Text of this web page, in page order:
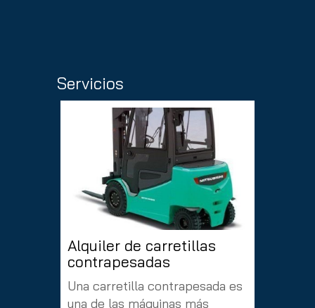
Servicios
Alquiler de carretillas
contrapesadas
Una carretilla contrapesada es
una de las máquinas más